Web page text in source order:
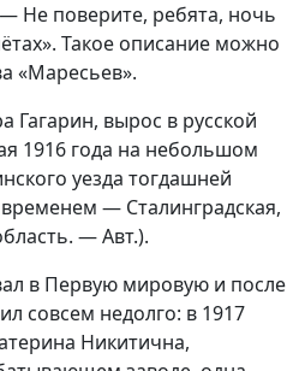
Не поверите, ребята, ночь
Такое описание можно
«Маресьев».
вырос в русской
1916 года на небольшом
уезда тогдашней
— Сталинградская,
— Авт.).
в Первую мировую и после
совсем недолго: в 1917
Никитична,